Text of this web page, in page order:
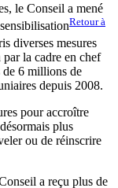
le Conseil a mené
Retour à
diverses mesures
la cadre en chef
de 6 millions de
depuis 2008.
pour accroître
plus
ou de réinscrire
a reçu plus de